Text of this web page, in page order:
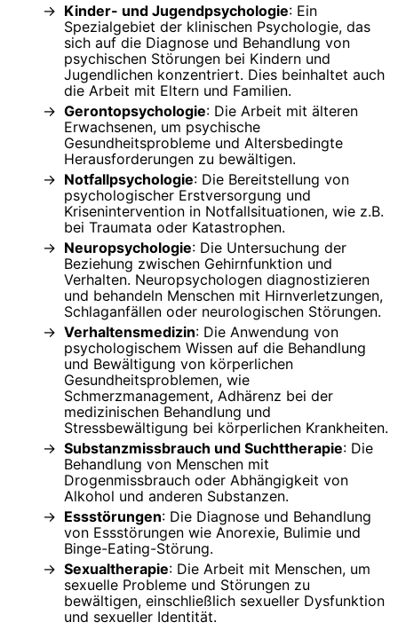
Kinder- und Jugendpsychologie: Ein
Spezialgebiet der klinischen Psychologie, das
sich auf die Diagnose und Behandlung von
psychischen Störungen bei Kindern und
Jugendlichen konzentriert. Dies beinhaltet auch
die Arbeit mit Eltern und Familien.
Gerontopsychologie: Die Arbeit mit älteren
Erwachsenen, um psychische
Gesundheitsprobleme und Altersbedingte
Herausforderungen zu bewältigen.
Notfallpsychologie: Die Bereitstellung von
psychologischer Erstversorgung und
Krisenintervention in Notfallsituationen, wie z.B.
bei Traumata oder Katastrophen.
Neuropsychologie: Die Untersuchung der
Beziehung zwischen Gehirnfunktion und
Verhalten. Neuropsychologen diagnostizieren
und behandeln Menschen mit Hirnverletzungen,
Schlaganfällen oder neurologischen Störungen.
Verhaltensmedizin: Die Anwendung von
psychologischem Wissen auf die Behandlung
und Bewältigung von körperlichen
Gesundheitsproblemen, wie
Schmerzmanagement, Adhärenz bei der
medizinischen Behandlung und
Stressbewältigung bei körperlichen Krankheiten.
Substanzmissbrauch und Suchttherapie: Die
Behandlung von Menschen mit
Drogenmissbrauch oder Abhängigkeit von
Alkohol und anderen Substanzen.
Essstörungen: Die Diagnose und Behandlung
von Essstörungen wie Anorexie, Bulimie und
Binge-Eating-Störung.
Sexualtherapie: Die Arbeit mit Menschen, um
sexuelle Probleme und Störungen zu
bewältigen, einschließlich sexueller Dysfunktion
und sexueller Identität.